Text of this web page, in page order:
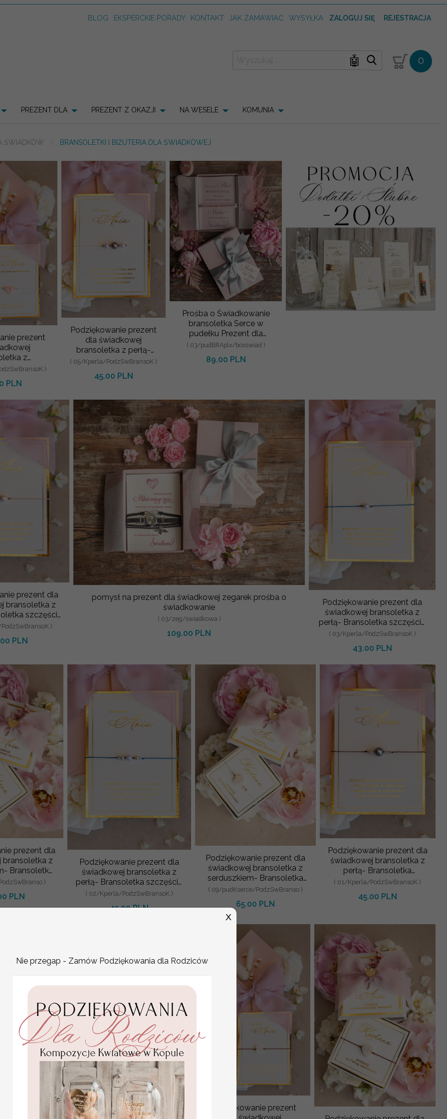
BLOG EKSPERCKIE PORADY KONTAKT JAK ZAMAWIAĆ WYSYŁKA ZALOGUJ SIĘ REJESTRACJA
🤖 0
PREZENT DLA PREZENT Z OKAZJI NA WESELE KOMUNIA
ŚWIADKÓW BRANSOLETKI I BIŻUTERIA DLA ŚWIADKOWEJ
prezent
z
)
PLN
Podziękowanie prezent
dla świadkowej
bransoletka z perłą-
Bransoletka szczęścia
( 05/Kperla/PodzSwBransoK )
45.00 PLN
Prośba o Świadkowanie
bransoletka Serce w
pudełku Prezent dla
Świadkowej - Czy
( 03/pudBRAplx/boxswiad )
89.00 PLN
prezent dla
bransoletka z
szczęścia
dla)
PLN
pomysł na prezent dla świadkowej zegarek prośba o
świadkowanie
( 03/zeg/swiadkowa )
109.00 PLN
Podziękowanie prezent dla
świadkowej bransoletka z
perłą- Bransoletka szczęścia
na podziękowania dla
( 03/Kperla/PodzSwBransoK )
43.00 PLN
prezent dla
bransoletka z
Bransoletka
ozdobnym
)
PLN
Podziękowanie prezent dla
świadkowej bransoletka z
perłą- Bransoletka szczęścia
na podziękowania dla
( 02/Kperla/PodzSwBransoK )
45.00 PLN
Podziękowanie prezent dla
świadkowej bransoletka z
serduszkiem- Bransoletka
szczęścia w ozdobnym pud
( 09/pudKserce/PodzSwBranso )
65.00 PLN
Podziękowanie prezent dla
świadkowej bransoletka z
perłą- Bransoletka
szczęścia na
( 01/Kperla/PodzSwBransoK )
45.00 PLN
Podziękowanie prezent dla
Podziękowanie prezent
Nie przegap - Zamów Podziękowania dla Rodziców
X